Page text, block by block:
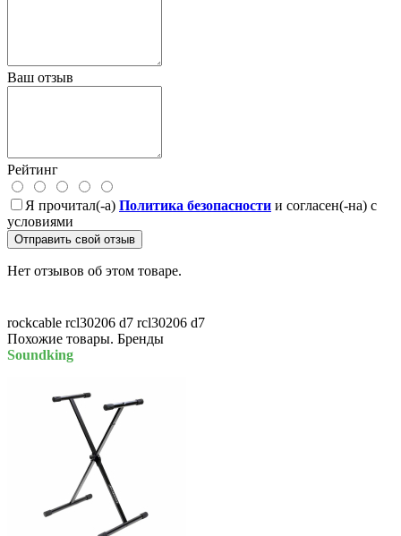
Ваш отзыв
Рейтинг
Я прочитал(-а) Политика безопасности и согласен(-на) с
условиями
Отправить свой отзыв
Нет отзывов об этом товаре.
rockcable rcl30206 d7 rcl30206 d7
Похожие товары. Бренды
Soundking